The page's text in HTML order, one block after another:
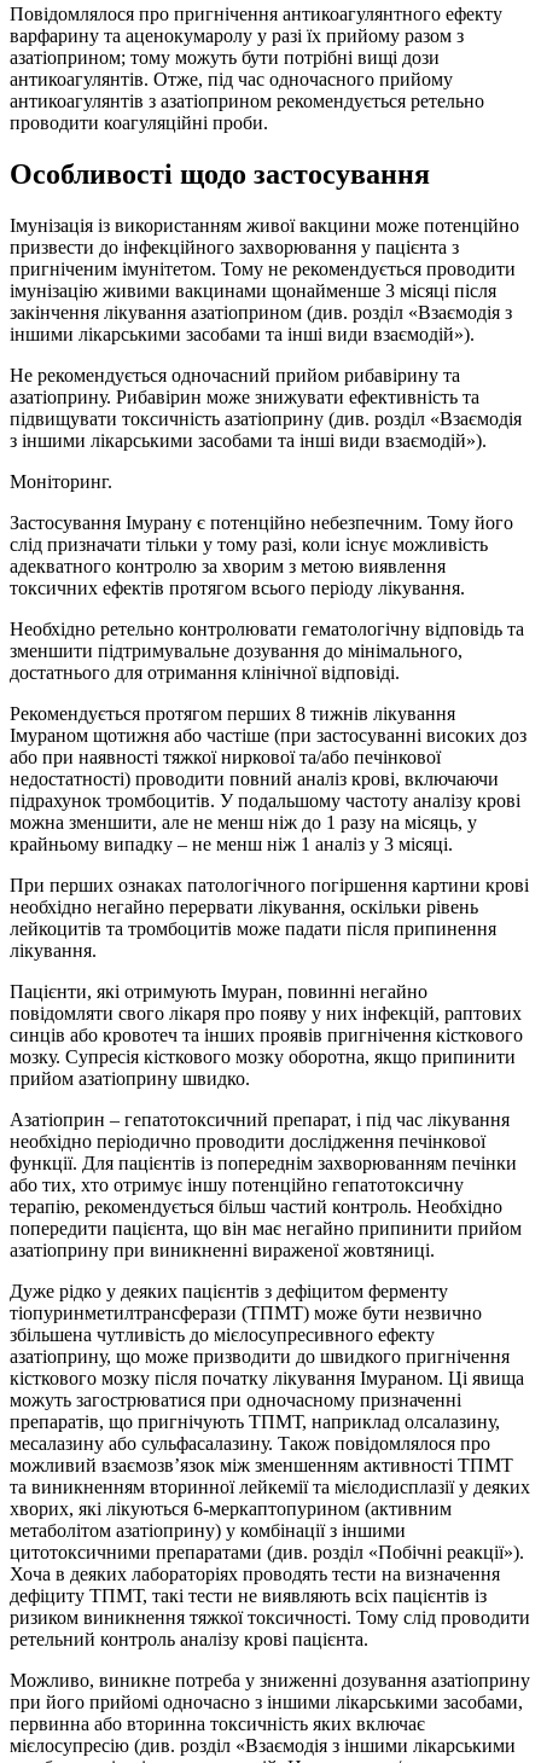
Повідомлялося про пригнічення антикоагулянтного ефекту
варфарину та аценокумаролу у разі їх прийому разом з
азатіоприном; тому можуть бути потрібні вищі дози
антикоагулянтів. Отже, під час одночасного прийому
антикоагулянтів з азатіоприном рекомендується ретельно
проводити коагуляційні проби.
Особливості щодо застосування
Імунізація із використанням живої вакцини може потенційно
призвести до інфекційного захворювання у пацієнта з
пригніченим імунітетом. Тому не рекомендується проводити
імунізацію живими вакцинами щонайменше 3 місяці після
закінчення лікування азатіоприном (див. розділ «Взаємодія з
іншими лікарськими засобами та інші види взаємодій»).
Не рекомендується одночасний прийом рибавірину та
азатіоприну. Рибавірин може знижувати ефективність та
підвищувати токсичність азатіоприну (див. розділ «Взаємодія
з іншими лікарськими засобами та інші види взаємодій»).
Моніторинг.
Застосування Імурану є потенційно небезпечним. Тому його
слід призначати тільки у тому разі, коли існує можливість
адекватного контролю за хворим з метою виявлення
токсичних ефектів протягом всього періоду лікування.
Необхідно ретельно контролювати гематологічну відповідь та
зменшити підтримувальне дозування до мінімального,
достатнього для отримання клінічної відповіді.
Рекомендується протягом перших 8 тижнів лікування
Імураном щотижня або частіше (при застосуванні високих доз
або при наявності тяжкої ниркової та/або печінкової
недостатності) проводити повний аналіз крові, включаючи
підрахунок тромбоцитів. У подальшому частоту аналізу крові
можна зменшити, але не менш ніж до 1 разу на місяць, у
крайньому випадку – не менш ніж 1 аналіз у 3 місяці.
При перших ознаках патологічного погіршення картини крові
необхідно негайно перервати лікування, оскільки рівень
лейкоцитів та тромбоцитів може падати після припинення
лікування.
Пацієнти, які отримують Імуран, повинні негайно
повідомляти свого лікаря про появу у них інфекцій, раптових
синців або кровотеч та інших проявів пригнічення кісткового
мозку. Супресія кісткового мозку оборотна, якщо припинити
прийом азатіоприну швидко.
Азатіоприн – гепатотоксичний препарат, і під час лікування
необхідно періодично проводити дослідження печінкової
функції. Для пацієнтів із попереднім захворюванням печінки
або тих, хто отримує іншу потенційно гепатотоксичну
терапію, рекомендується більш частий контроль. Необхідно
попередити пацієнта, що він має негайно припинити прийом
азатіоприну при виникненні вираженої жовтяниці.
Дуже рідко у деяких пацієнтів з дефіцитом ферменту
тіопуринметилтрансферази (ТПМТ) може бути незвично
збільшена чутливість до мієлосупресивного ефекту
азатіоприну, що може призводити до швидкого пригнічення
кісткового мозку після початку лікування Імураном. Ці явища
можуть загострюватися при одночасному призначенні
препаратів, що пригнічують ТПМТ, наприклад олсалазину,
месалазину або сульфасалазину. Також повідомлялося про
можливий взаємозв’язок між зменшенням активності ТПМТ
та виникненням вторинної лейкемії та мієлодисплазії у деяких
хворих, які лікуються 6-меркаптопурином (активним
метаболітом азатіоприну) у комбінації з іншими
цитотоксичними препаратами (див. розділ «Побічні реакції»).
Хоча в деяких лабораторіях проводять тести на визначення
дефіциту ТПМТ, такі тести не виявляють всіх пацієнтів із
ризиком виникнення тяжкої токсичності. Тому слід проводити
ретельний контроль аналізу крові пацієнта.
Можливо, виникне потреба у зниженні дозування азатіоприну
при його прийомі одночасно з іншими лікарськими засобами,
первинна або вторинна токсичність яких включає
мієлосупресію (див. розділ «Взаємодія з іншими лікарськими